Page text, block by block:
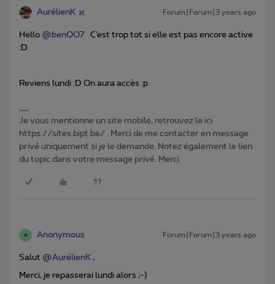
AurélienK Forum|Forum|3 years ago
Hello @benOO7 C’est trop tot si elle est pas encore active
:D
Reviens lundi :D On aura accès :p
Je vous mentionne un site mobile, retrouvez le ici
https://sites.bipt.be/ . Merci de me contacter en message
privé uniquement si je le demande. Notez également le lien
du topic dans votre message privé. Merci
A Anonymous Forum|Forum|3 years ago
Salut @AurélienK ,
Merci, je repasserai lundi alors ;-)